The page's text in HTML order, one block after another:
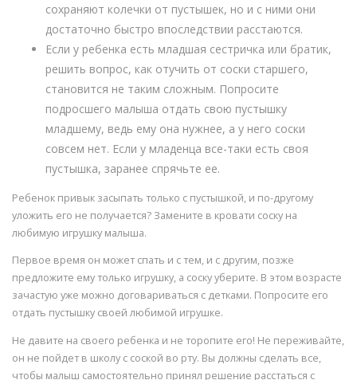
сохраняют колечки от пустышек, но и с ними они
достаточно быстро впоследствии расстаются.
Если у ребенка есть младшая сестричка или братик,
решить вопрос, как отучить от соски старшего,
становится не таким сложным. Попросите
подросшего малыша отдать свою пустышку
младшему, ведь ему она нужнее, а у него соски
совсем нет. Если у младенца все-таки есть своя
пустышка, заранее спрячьте ее.
Ребенок привык засыпать только с пустышкой, и по-другому
уложить его не получается? Замените в кровати соску на
любимую игрушку малыша.
Первое время он может спать и с тем, и с другим, позже
предложите ему только игрушку, а соску уберите. В этом возрасте
зачастую уже можно договариваться с детками. Попросите его
отдать пустышку своей любимой игрушке.
Не давите на своего ребенка и не торопите его! Не переживайте,
он не пойдет в школу с соской во рту. Вы должны сделать все,
чтобы малыш самостоятельно принял решение расстаться с